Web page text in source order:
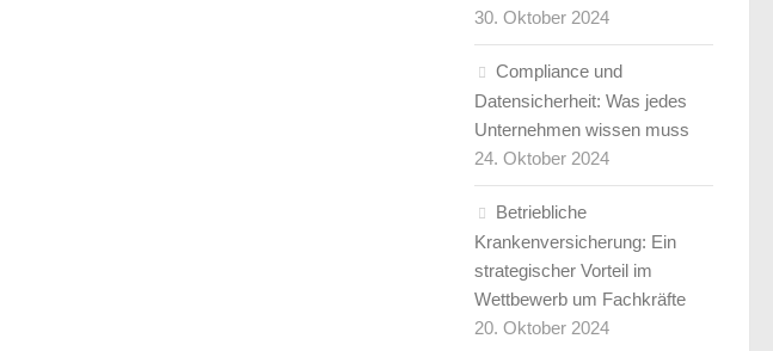
30. Oktober 2024
Compliance und
Datensicherheit: Was jedes
Unternehmen wissen muss
24. Oktober 2024
Betriebliche
Krankenversicherung: Ein
strategischer Vorteil im
Wettbewerb um Fachkräfte
20. Oktober 2024